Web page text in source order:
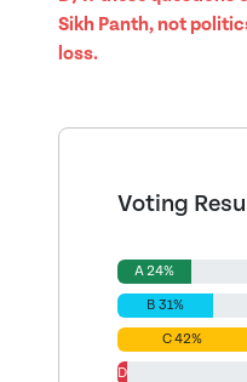
Sikh Panth, not
loss.
Voting
A 24%
B 31%
C 42%
D 3%